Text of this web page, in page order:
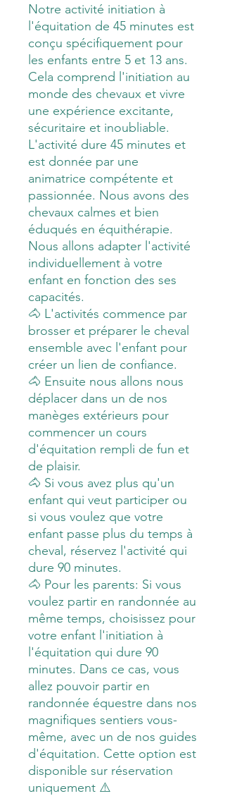
Notre activité initiation à
l'équitation de 45 minutes est
conçu spécifiquement pour
les enfants entre 5 et 13 ans.
Cela comprend l'initiation au
monde des chevaux et vivre
une expérience excitante,
sécuritaire et inoubliable.
L'activité dure 45 minutes et
est donnée par une
animatrice compétente et
passionnée. Nous avons des
chevaux calmes et bien
éduqués en équithérapie.
Nous allons adapter l'activité
individuellement à votre
enfant en fonction des ses
capacités.
🐴 L'activités commence par
brosser et préparer le cheval
ensemble avec l'enfant pour
créer un lien de confiance.
🐴 Ensuite nous allons nous
déplacer dans un de nos
manèges extérieurs pour
commencer un cours
d'équitation rempli de fun et
de plaisir.
🐴 Si vous avez plus qu'un
enfant qui veut participer ou
si vous voulez que votre
enfant passe plus du temps à
cheval, réservez l'activité qui
dure 90 minutes.
🐴 Pour les parents: Si vous
voulez partir en randonnée au
même temps, choisissez pour
votre enfant l'initiation à
l'équitation qui dure 90
minutes. Dans ce cas, vous
allez pouvoir partir en
randonnée équestre dans nos
magnifiques sentiers vous-
même, avec un de nos guides
d'équitation. Cette option est
disponible sur réservation
uniquement ⚠️